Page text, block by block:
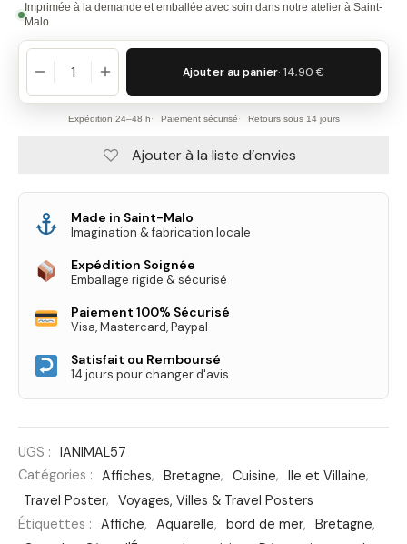
Imprimée à la demande et emballée avec soin dans notre atelier à Saint-
Malo
Ajouter au panier· 14,90 €
Expédition 24–48 h Paiement sécurisé Retours sous 14 jours
Ajouter à la liste d’envies
Made in Saint-Malo
Imagination & fabrication locale
Expédition Soignée
Emballage rigide & sécurisé
Paiement 100% Sécurisé
Visa, Mastercard, Paypal
Satisfait ou Remboursé
14 jours pour changer d'avis
UGS :
IANIMAL57
Catégories :
Affiches, Bretagne, Cuisine, Ile et Villaine,
Travel Poster,
Voyages, Villes & Travel Posters
Étiquettes :
Affiche, Aquarelle, bord de mer, Bretagne,